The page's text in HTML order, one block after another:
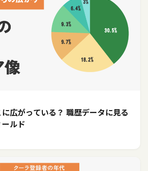
広がっている？ 職歴データに見る
ルド